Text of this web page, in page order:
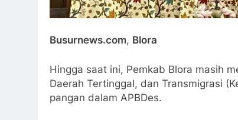
Busurnews.com, Blora
Hingga saat ini, Pemkab Blora masih
Daerah Tertinggal, dan Transmigrasi
pangan dalam APBDes.